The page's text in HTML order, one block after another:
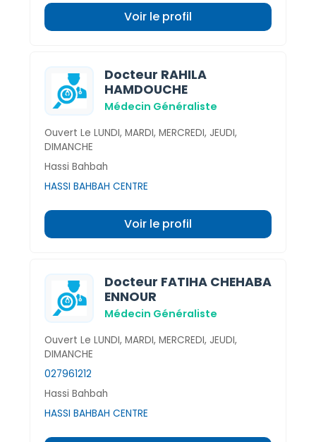
Voir le profil
Docteur RAHILA
HAMDOUCHE
Médecin Généraliste
Ouvert Le LUNDI, MARDI, MERCREDI, JEUDI,
DIMANCHE
Hassi Bahbah
HASSI BAHBAH CENTRE
Voir le profil
Docteur FATIHA CHEHABA
ENNOUR
Médecin Généraliste
Ouvert Le LUNDI, MARDI, MERCREDI, JEUDI,
DIMANCHE
027961212
Hassi Bahbah
HASSI BAHBAH CENTRE